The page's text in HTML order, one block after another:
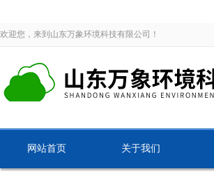
欢迎您，来到山东万象环境科技有限公司！
网站首页 关于我们